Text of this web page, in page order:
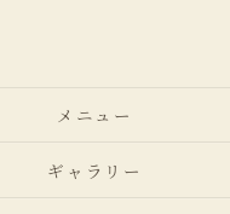
メニュー
ギャラリー